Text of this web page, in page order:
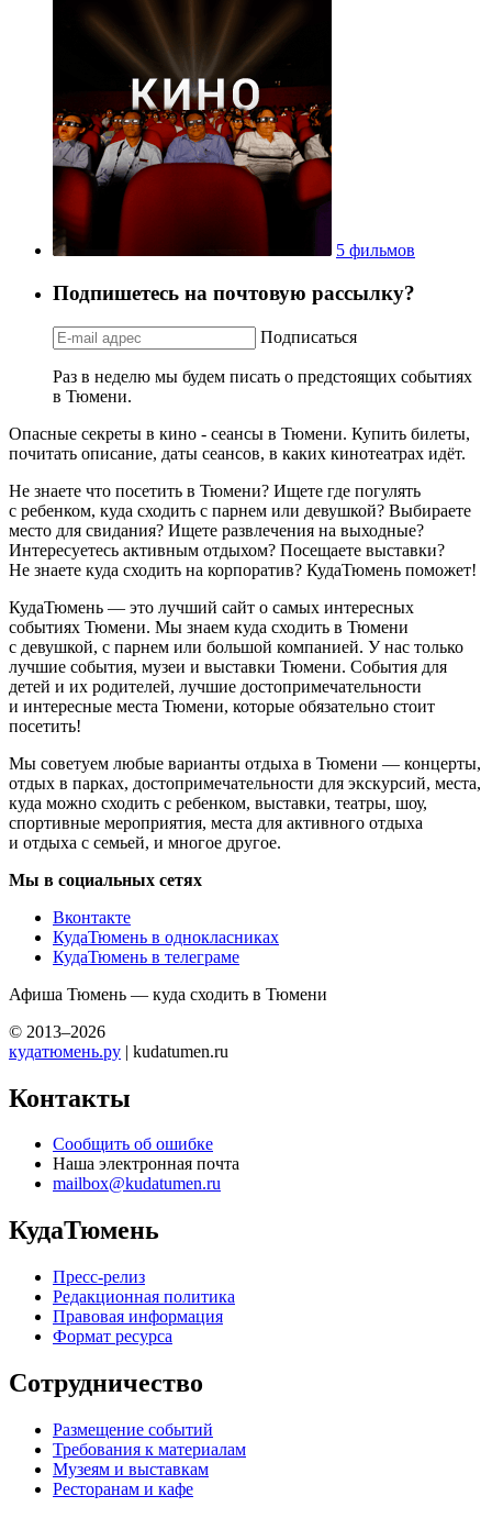
5 фильмов
Подпишетесь на почтовую рассылку?
Подписаться
Раз в неделю мы будем писать о предстоящих событиях
в Тюмени.
Опасные секреты в кино - сеансы в Тюмени. Купить билеты,
почитать описание, даты сеансов, в каких кинотеатрах идёт.
Не знаете что посетить в Тюмени? Ищете где погулять
с ребенком, куда сходить с парнем или девушкой? Выбираете
место для свидания? Ищете развлечения на выходные?
Интересуетесь активным отдыхом? Посещаете выставки?
Не знаете куда сходить на корпоратив? КудаТюмень поможет!
КудаТюмень — это лучший сайт о самых интересных
событиях Тюмени. Мы знаем куда сходить в Тюмени
с девушкой, с парнем или большой компанией. У нас только
лучшие события, музеи и выставки Тюмени. События для
детей и их родителей, лучшие достопримечательности
и интересные места Тюмени, которые обязательно стоит
посетить!
Мы советуем любые варианты отдыха в Тюмени — концерты,
отдых в парках, достопримечательности для экскурсий, места,
куда можно сходить с ребенком, выставки, театры, шоу,
спортивные мероприятия, места для активного отдыха
и отдыха с семьей, и многое другое.
Мы в социальных сетях
Вконтакте
КудаТюмень в однокласниках
КудаТюмень в телеграме
Афиша Тюмень — куда сходить в Тюмени
© 2013–2026
кудатюмень.ру | kudatumen.ru
Контакты
Сообщить об ошибке
Наша электронная почта
mailbox@kudatumen.ru
КудаТюмень
Пресс-релиз
Редакционная политика
Правовая информация
Формат ресурса
Сотрудничество
Размещение событий
Требования к материалам
Музеям и выставкам
Ресторанам и кафе